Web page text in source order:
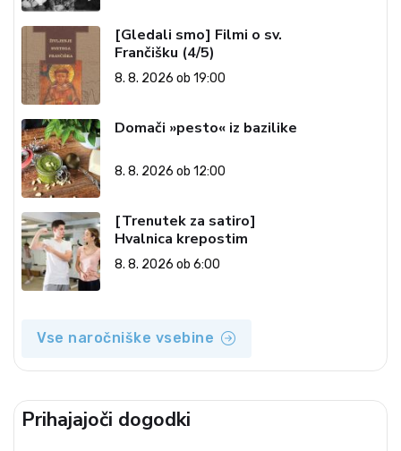
[Gledali smo] Filmi o sv.
Frančišku (4/5)
8. 8. 2026 ob 19:00
Domači »pesto« iz bazilike
8. 8. 2026 ob 12:00
[Trenutek za satiro]
Hvalnica krepostim
8. 8. 2026 ob 6:00
Vse naročniške vsebine
Prihajajoči dogodki